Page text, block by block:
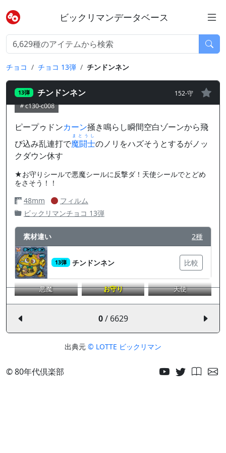
ビックリマンデータベース
チョコ チョコ 13弾 チンドンネン
13弾 チンドンネン 152-守
c130-c008
ピープゥドンカーン掻き鳴らし瞬間空白ゾーンから飛
び込み乱連打で魔闘士
まとうし
のノリをハズそうとするがノッ
クダウン休す
★お守りシールで悪魔シールに反撃ダ！天使シールでとどめ
をさそう！！
48mm
フィルム
ビックリマンチョコ 13弾
素材違い 2種
13弾 チンドンネン 比較
悪魔 お守り 天使
0/ 6629
出典元 © LOTTE ビックリマン
© 80年代倶楽部